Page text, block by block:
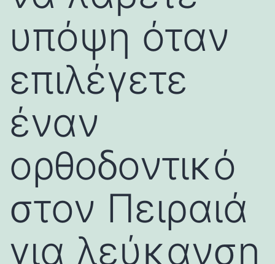
υπόψη όταν
επιλέγετε
έναν
ορθοδοντικό
στον Πειραιά
για λεύκανση